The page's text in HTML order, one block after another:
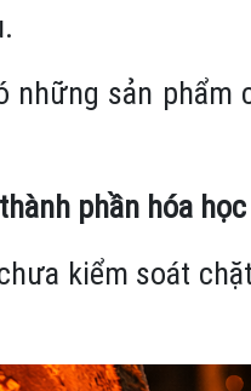
những sản phẩm
thành phần hóa
kiểm soát